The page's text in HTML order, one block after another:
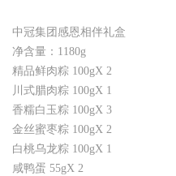
中冠集团感恩相伴礼盒
净含量：1180g
精品鲜肉粽 100gX 2
川式腊肉粽 100gX 1
香糯白玉粽 100gX 3
金丝蜜枣粽 100gX 2
白桃乌龙粽 100gX 1
咸鸭蛋 55gX 2